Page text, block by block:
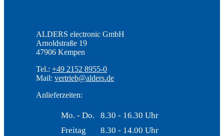
ALDERS electronic GmbH
Arnoldstraße 19
47906 Kempen
Tel.: +49 2152 8955-0
Mail: vertrieb@alders.de
Anlieferzeiten:
Mo. - Do.
8.30 - 16.30 Uhr
Freitag
8.30 - 14.00 Uhr